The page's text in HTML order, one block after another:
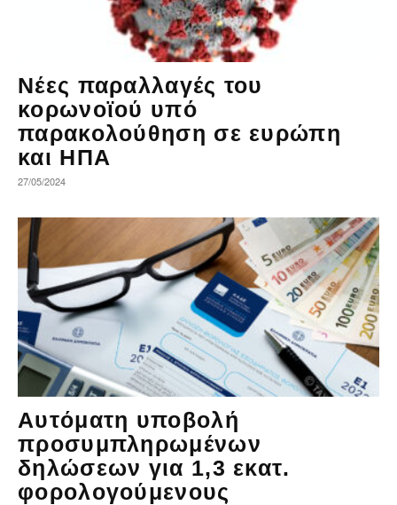
Νέες παραλλαγές του
κορωνοϊού υπό
παρακολούθηση σε ευρώπη
και ΗΠΑ
27/05/2024
Αυτόματη υποβολή
προσυμπληρωμένων
δηλώσεων για 1,3 εκατ.
φορολογούμενους